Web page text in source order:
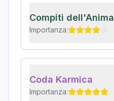
Compiti dell'Anima
Importanza:
Coda Karmica
Importanza: